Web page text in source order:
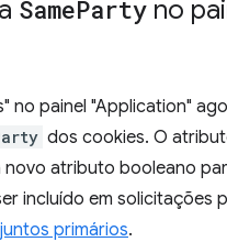
SameParty no
no painel "Application"
dos cookies. O
novo atributo booleano
incluído em solicitações
primários.